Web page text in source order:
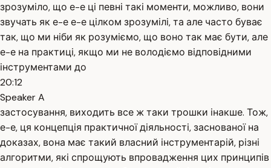
зрозуміло, що е-е ці певні такі моменти, можливо, вони
звучать як е-е е-е цілком зрозумілі, та але часто буває
так, що ми ніби як розуміємо, що воно так має бути, але
е-е на практиці, якщо ми не володіємо відповідними
інструментами до
20:12
Speaker A
застосування, виходить все ж таки трошки інакше. Тож,
е-е, ця концепція практичної діяльності, заснованої на
доказах, вона має такий власний інструментарій, різні
алгоритми, які спрощують впровадження цих принципів